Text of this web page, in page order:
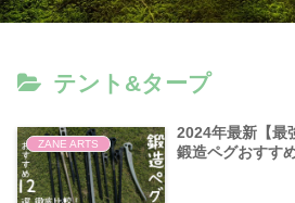
テント&タープ
ZANE ARTS
2024年最新【最
鍛造ペグおすす